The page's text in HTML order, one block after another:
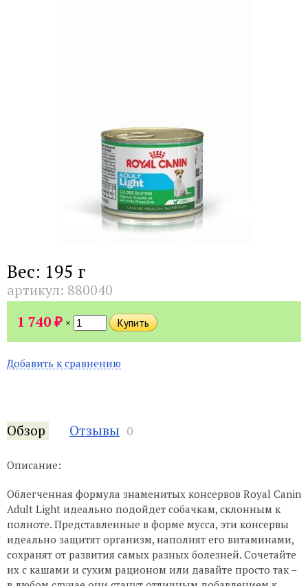
Вес: 195 г
артикул: 880040
1 740₽ ×
Добавить к сравнению
Обзор Отзывы 0
Описание:
Облегченная формула знаменитых консервов Royal Canin
Adult Light идеально подойдет собачкам, склонным к
полноте. Представленные в форме мусса, эти консервы
идеально защитят организм, наполнят его витаминами,
сохранят от развития самых разных болезней. Сочетайте
их с кашами и сухим рационом или давайте просто так –